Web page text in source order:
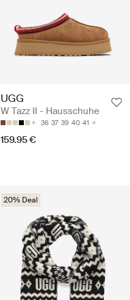
UGG
W Tazz II - Hausschuhe
36 37 39 40 41
159.95 €
20% Deal